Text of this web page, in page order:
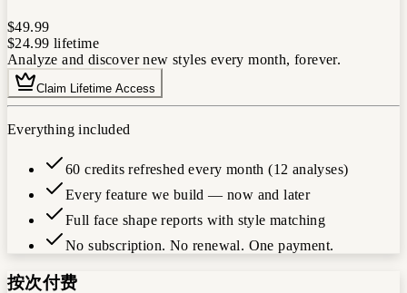
$49.99
$24.99 lifetime
Analyze and discover new styles every month, forever.
Claim Lifetime Access
Everything included
60 credits refreshed every month (12 analyses)
Every feature we build — now and later
Full face shape reports with style matching
No subscription. No renewal. One payment.
按次付费